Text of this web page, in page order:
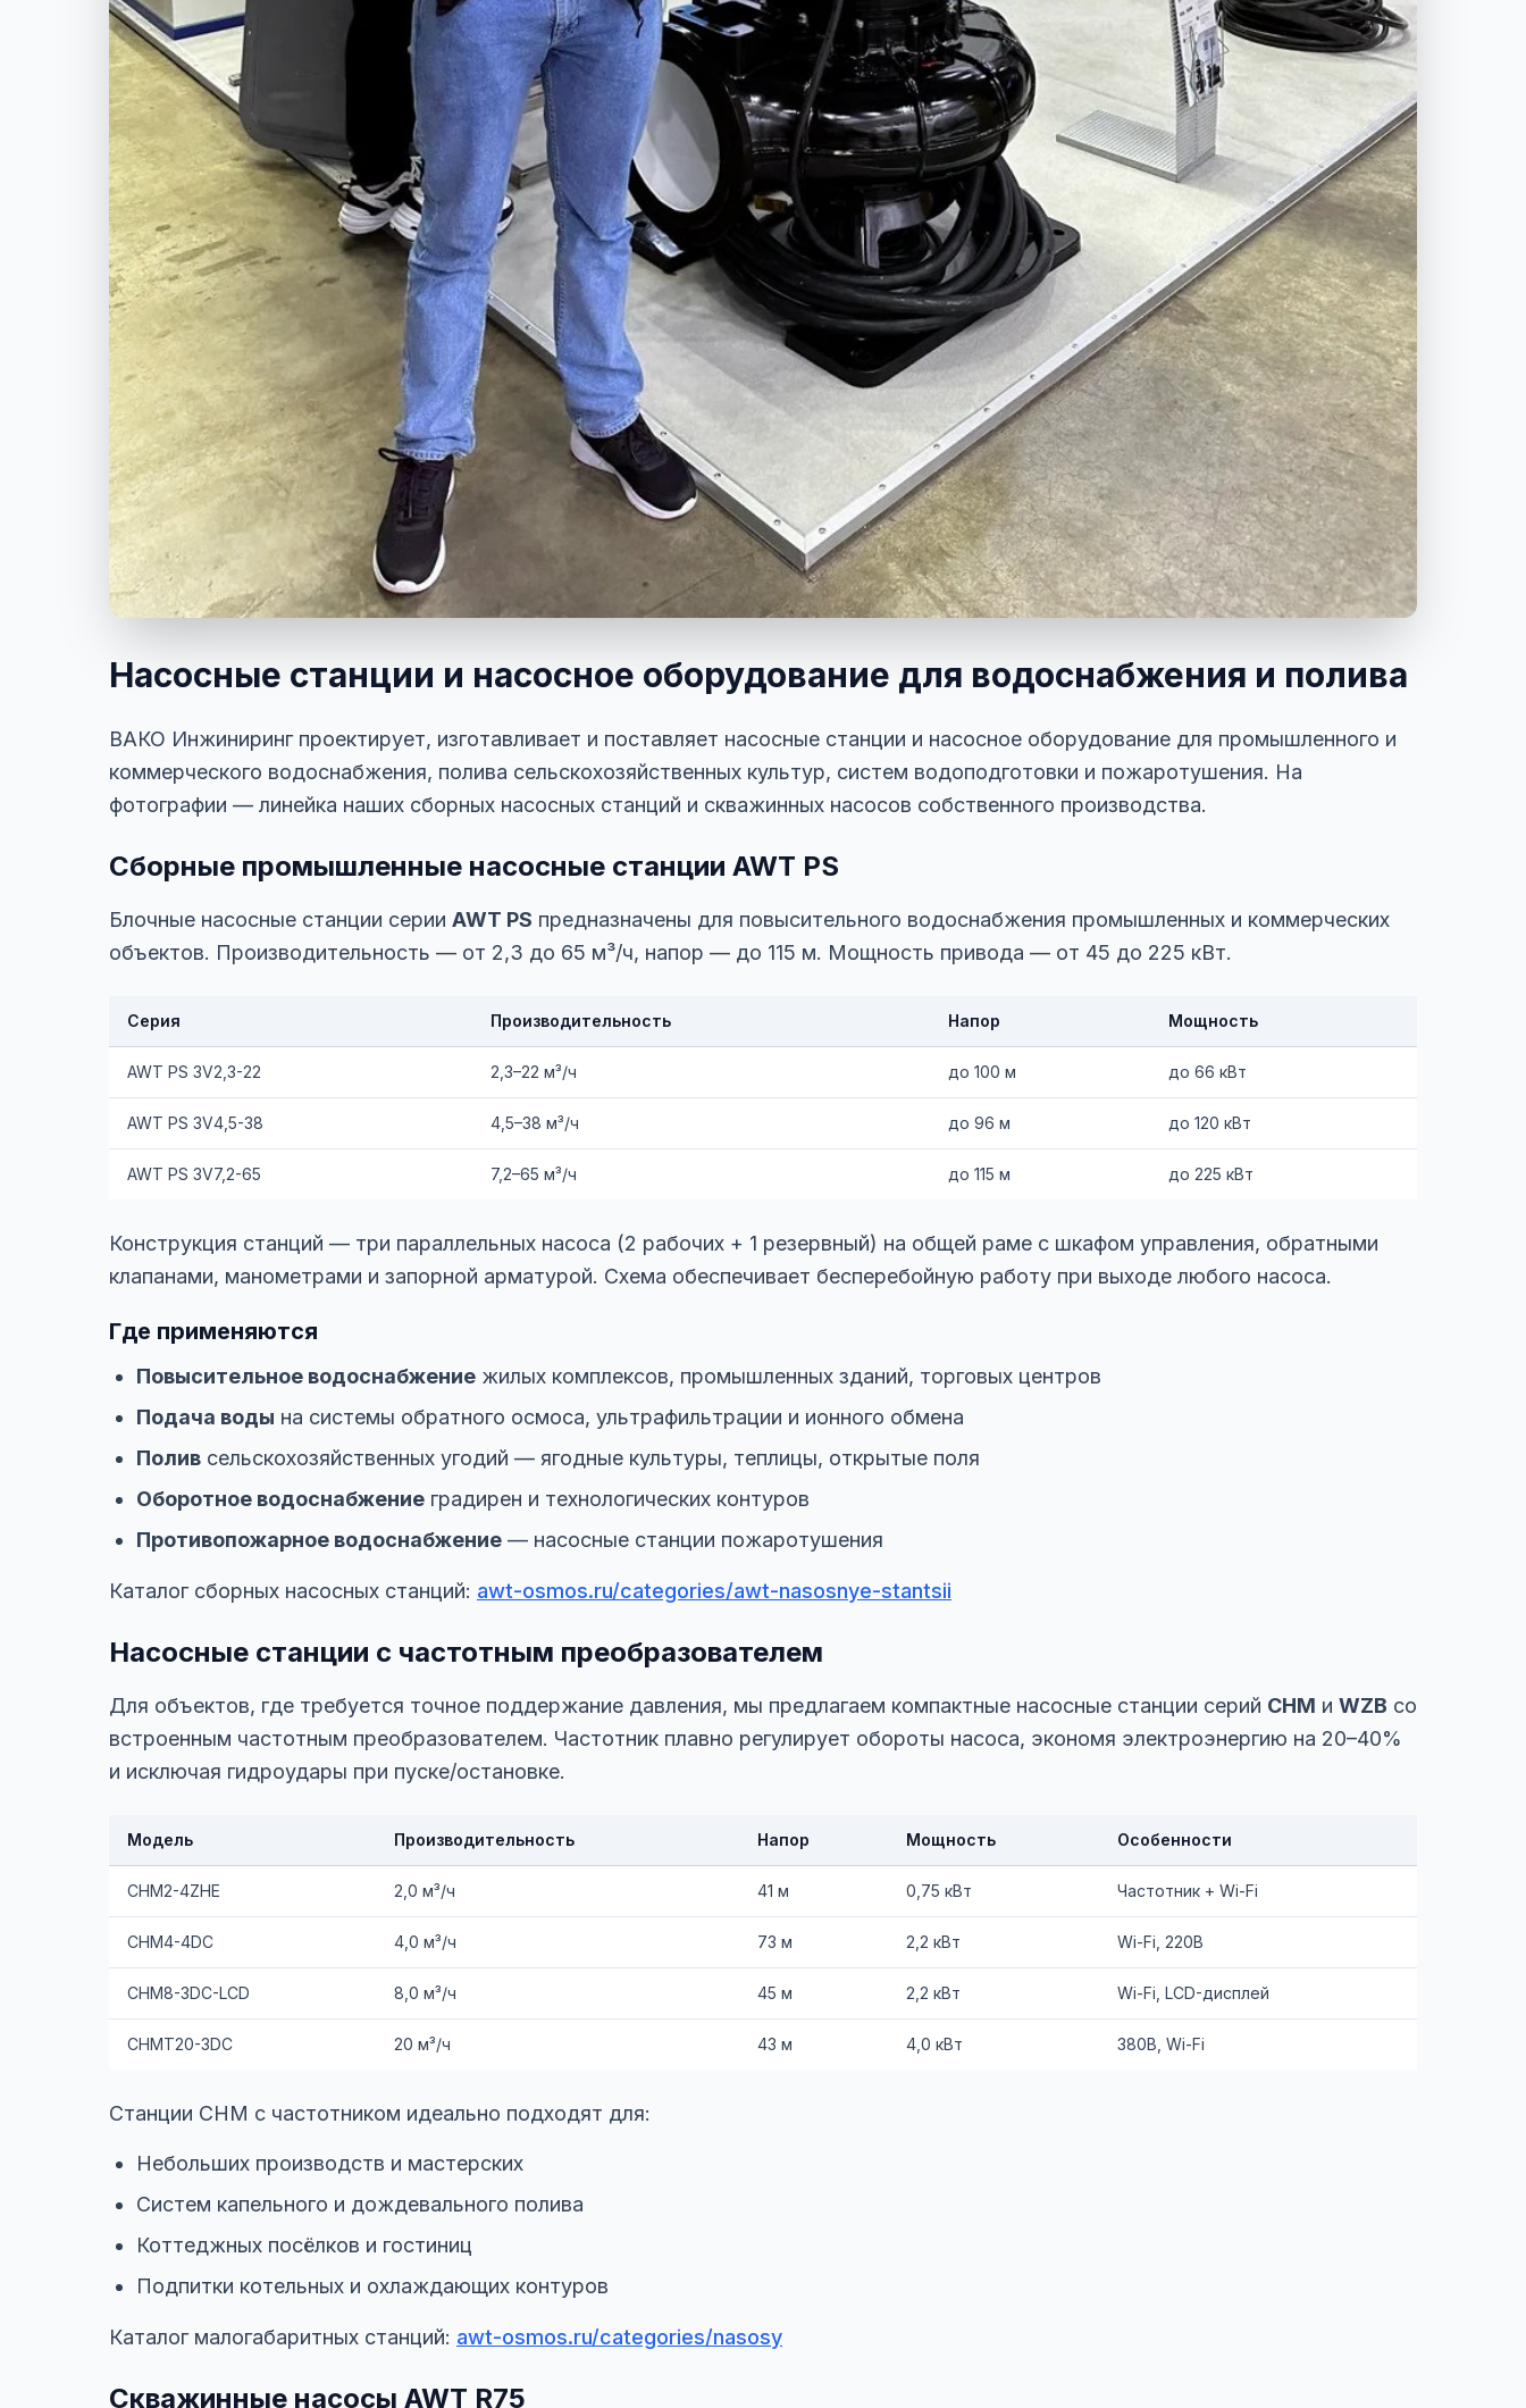
Насосные станции и насосное оборудование для водоснабжения и полива
ВАКО Инжиниринг проектирует, изготавливает и поставляет насосные станции и насосное оборудование для промышленного и
коммерческого водоснабжения, полива сельскохозяйственных культур, систем водоподготовки и пожаротушения. На
фотографии — линейка наших сборных насосных станций и скважинных насосов собственного производства.
Сборные промышленные насосные станции AWT PS
Блочные насосные станции серии AWT PS предназначены для повысительного водоснабжения промышленных и коммерческих
объектов. Производительность — от 2,3 до 65 м³/ч, напор — до 115 м. Мощность привода — от 45 до 225 кВт.
Серия Производительность Напор Мощность
AWT PS 3V2,3-22 2,3–22 м³/ч до 100 м до 66 кВт
AWT PS 3V4,5-38 4,5–38 м³/ч до 96 м до 120 кВт
AWT PS 3V7,2-65 7,2–65 м³/ч до 115 м до 225 кВт
Конструкция станций — три параллельных насоса (2 рабочих + 1 резервный) на общей раме с шкафом управления, обратными
клапанами, манометрами и запорной арматурой. Схема обеспечивает бесперебойную работу при выходе любого насоса.
Где применяются
Повысительное водоснабжение жилых комплексов, промышленных зданий, торговых центров
Подача воды на системы обратного осмоса, ультрафильтрации и ионного обмена
Полив сельскохозяйственных угодий — ягодные культуры, теплицы, открытые поля
Оборотное водоснабжение градирен и технологических контуров
Противопожарное водоснабжение — насосные станции пожаротушения
Каталог сборных насосных станций: awt-osmos.ru/categories/awt-nasosnye-stantsii
Насосные станции с частотным преобразователем
Для объектов, где требуется точное поддержание давления, мы предлагаем компактные насосные станции серий CHM и WZB со
встроенным частотным преобразователем. Частотник плавно регулирует обороты насоса, экономя электроэнергию на 20–40%
и исключая гидроудары при пуске/остановке.
Модель Производительность Напор Мощность Особенности
CHM2-4ZHE 2,0 м³/ч 41 м 0,75 кВт Частотник + Wi-Fi
CHM4-4DC 4,0 м³/ч 73 м 2,2 кВт Wi-Fi, 220В
CHM8-3DC-LCD 8,0 м³/ч 45 м 2,2 кВт Wi-Fi, LCD-дисплей
CHMT20-3DC 20 м³/ч 43 м 4,0 кВт 380В, Wi-Fi
Станции CHM с частотником идеально подходят для:
Небольших производств и мастерских
Систем капельного и дождевального полива
Коттеджных посёлков и гостиниц
Подпитки котельных и охлаждающих контуров
Каталог малогабаритных станций: awt-osmos.ru/categories/nasosy
Скважинные насосы AWT R75